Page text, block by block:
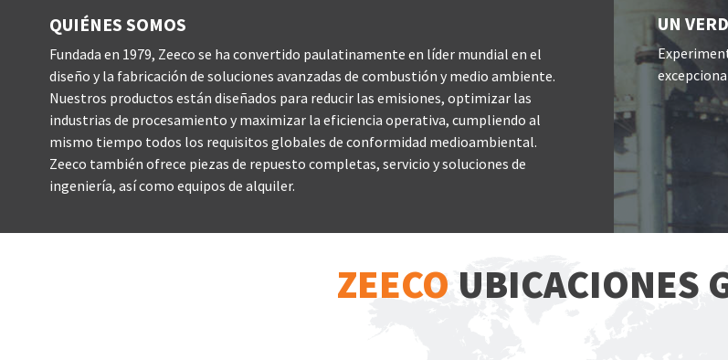
QUIÉNES SOMOS
Fundada en 1979, Zeeco se ha convertido paulatinamente en líder mundial en el
diseño y la fabricación de soluciones avanzadas de combustión y medio ambiente.
Nuestros productos están diseñados para reducir las emisiones, optimizar las
industrias de procesamiento y maximizar la eficiencia operativa, cumpliendo al
mismo tiempo todos los requisitos globales de conformidad medioambiental.
Zeeco también ofrece piezas de repuesto completas, servicio y soluciones de
ingeniería, así como equipos de alquiler.
UN
ZEECO UBICACIONES